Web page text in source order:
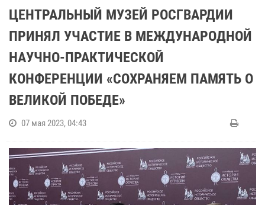
ЦЕНТРАЛЬНЫЙ МУЗЕЙ РОСГВАРДИИ
ПРИНЯЛ УЧАСТИЕ В МЕЖДУНАРОДНОЙ
НАУЧНО-ПРАКТИЧЕСКОЙ
КОНФЕРЕНЦИИ «СОХРАНЯЕМ ПАМЯТЬ О
ВЕЛИКОЙ ПОБЕДЕ»
07 мая 2023, 04:43